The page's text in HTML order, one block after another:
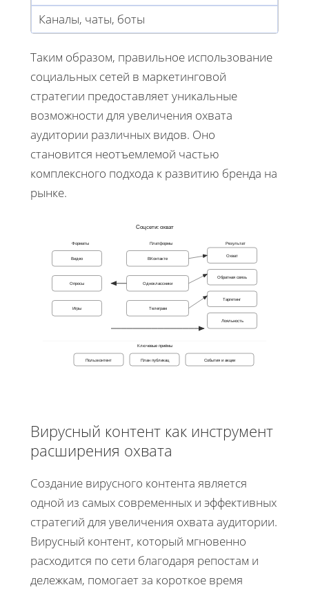
Каналы, чаты, боты
Таким образом, правильное использование
социальных сетей в маркетинговой
стратегии предоставляет уникальные
возможности для увеличения охвата
аудитории различных видов. Оно
становится неотъемлемой частью
комплексного подхода к развитию бренда на
рынке.
Соцсети: охват
Форматы
Видео
Опросы
Игры
Платформы
ВКонтакте
Одноклассники
Телеграм
Результат
Охват
Обратная связь
Таргетинг
Лояльность
Ключевые приёмы
Пользконтент План публикац События и акции
Вирусный контент как инструмент
расширения охвата
Создание вирусного контента является
одной из самых современных и эффективных
стратегий для увеличения охвата аудитории.
Вирусный контент, который мгновенно
расходится по сети благодаря репостам и
дележкам, помогает за короткое время